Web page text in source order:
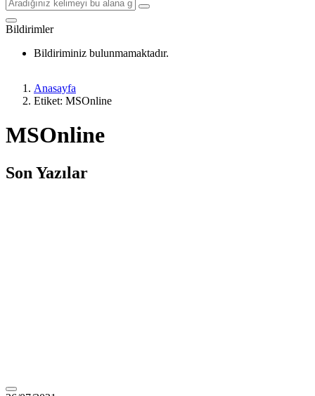
Bildirimler
Bildiriminiz bulunmamaktadır.
Anasayfa
Etiket: MSOnline
MSOnline
Son Yazılar